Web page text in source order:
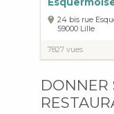
24 bis rue
59000 Lille
7827 vues
DONNER